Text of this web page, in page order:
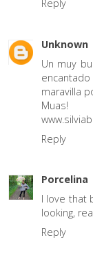
Reply
Unknown
Un muy
maravilla
Muas!
Reply
Porcelina
I love that
looking,
Reply